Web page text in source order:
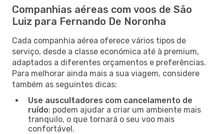
Companhias aéreas com voos de São
Luiz para Fernando De Noronha
Cada companhia aérea oferece vários tipos de
serviço, desde a classe económica até à premium,
adaptados a diferentes orçamentos e preferências.
Para melhorar ainda mais a sua viagem, considere
também as seguintes dicas:
Use auscultadores com cancelamento de
ruído: podem ajudar a criar um ambiente mais
tranquilo, o que tornará o seu voo mais
confortável.